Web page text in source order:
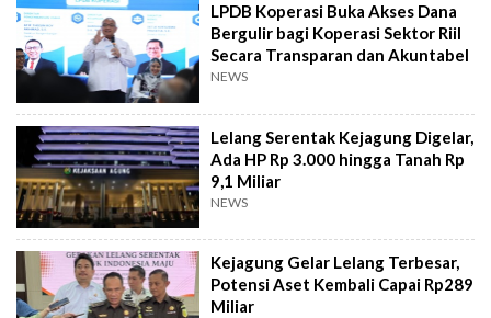
LPDB Koperasi Buka Akses Dana
Bergulir bagi Koperasi Sektor Riil
Secara Transparan dan Akuntabel
NEWS
Lelang Serentak Kejagung Digelar,
Ada HP Rp 3.000 hingga Tanah Rp
9,1 Miliar
NEWS
Kejagung Gelar Lelang Terbesar,
Potensi Aset Kembali Capai Rp289
Miliar